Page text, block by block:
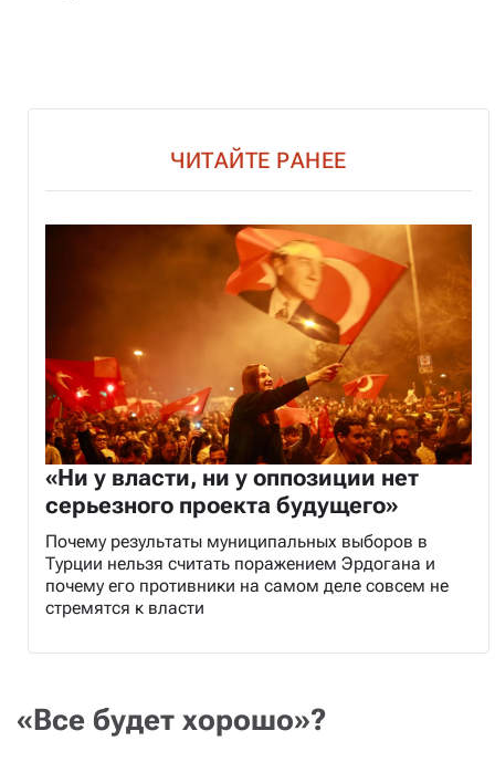
ЧИТАЙТЕ РАНЕЕ
«Ни у власти, ни у оппозиции нет
серьезного проекта будущего»
Почему результаты муниципальных выборов в
Турции нельзя считать поражением Эрдогана и
почему его противники на самом деле совсем не
стремятся к власти
«Все будет хорошо»?